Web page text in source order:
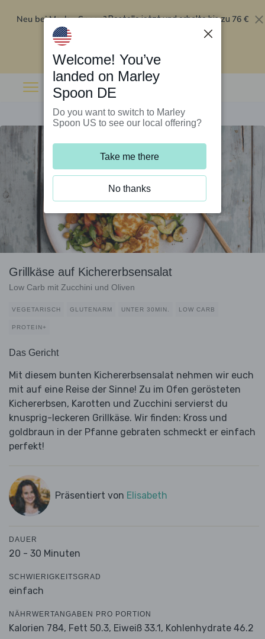
Neu bei Marley Spoon?Bestelle jetzt und erhalte bis zu 76 €
Rabatt auf deine ersten fünf Boxen
Grillkäse auf Kichererbsensalat
Low Carb mit Zucchini und Oliven
VEGETARISCH GLUTENARM UNTER 30MIN. LOW CARB
PROTEIN+
Das Gericht
Mit diesem bunten Kichererbsensalat nehmen wir euch
mit auf eine Reise der Sinne! Zu im Ofen gerösteten
Kichererbsen, Karotten und Zucchini servierst du
knusprig-leckeren Grillkäse. Wir finden: Kross und
goldbraun in der Pfanne gebraten schmeckt er einfach
perfekt!
Präsentiert von Elisabeth
DAUER
20 - 30 Minuten
SCHWIERIGKEITSGRAD
einfach
NÄHRWERTANGABEN PRO PORTION
Kalorien 784, Fett 50.3, Eiweiß 33.1, Kohlenhydrate 46.2
Welcome! You’ve
landed on Marley
Spoon DE
Do you want to switch to Marley
Spoon US to see our local offering?
Take me there
No thanks